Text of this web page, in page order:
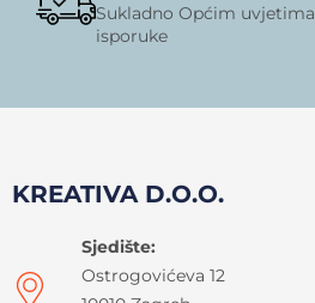
Sukladno Općim uvjetima
isporuke
KREATIVA D.O.O.
Sjedište:
Ostrogovićeva 12